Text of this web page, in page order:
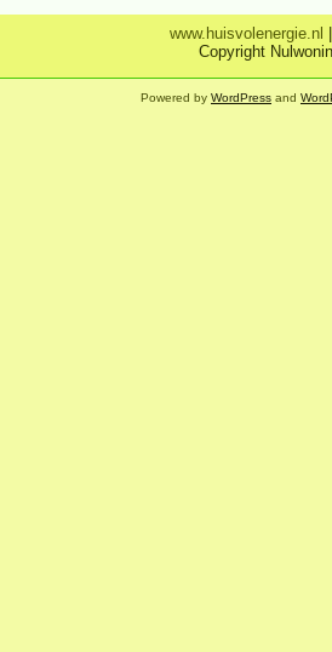
www.huisvolenergie.nl
Copyright
Powered by WordPress and